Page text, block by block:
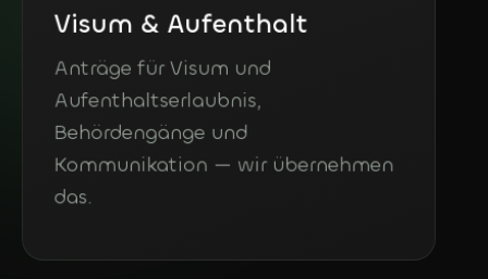
Visum & Aufenthalt
Anträge für Visum und
Aufenthaltserlaubnis,
Behördengänge und
Kommunikation — wir übernehmen
das.